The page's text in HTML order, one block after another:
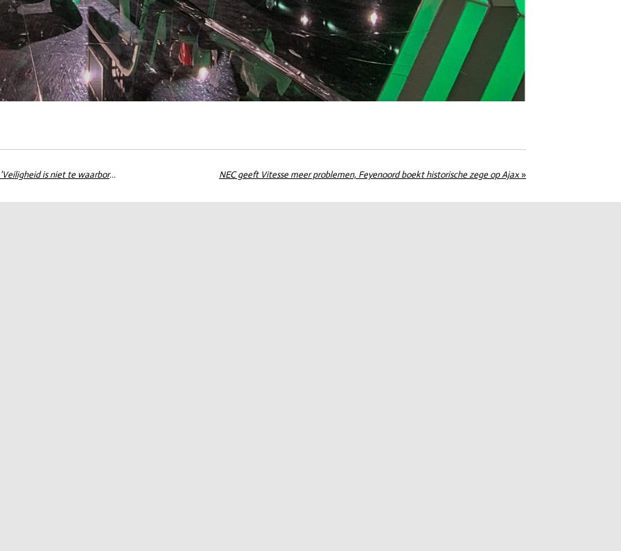
Geen NEC-fans welkom bij Gelderse derby in Arnhem: 'Veiligheid is niet te waarborgen' NEC geeft Vitesse meer problemen, Feyenoord boekt historische zege op Ajax »